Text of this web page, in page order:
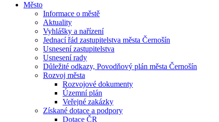
Město
Informace o městě
Aktuality
Vyhlášky a nařízení
Jednací řád zastupitelstva města Černošín
Usnesení zastupitelstva
Usnesení rady
Důležité odkazy, Povodňový plán města Černošín
Rozvoj města
Rozvojové dokumenty
Územní plán
Veřejné zakázky
Získané dotace a podpory
Dotace ČR